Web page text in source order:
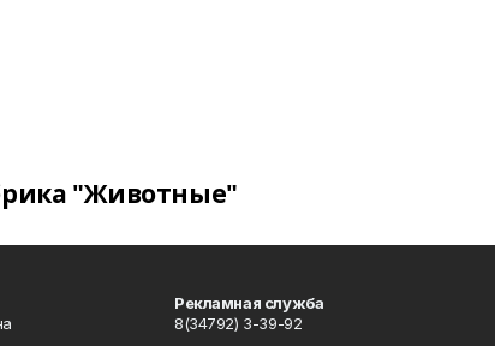
"Животные"
Рекламная служба
8(34792) 3-39-92